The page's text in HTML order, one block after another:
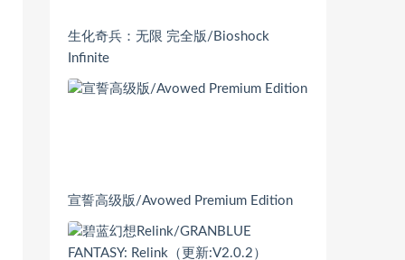
生化奇兵：无限 完全版/Bioshock
Infinite
宣誓高级版/Avowed Premium Edition